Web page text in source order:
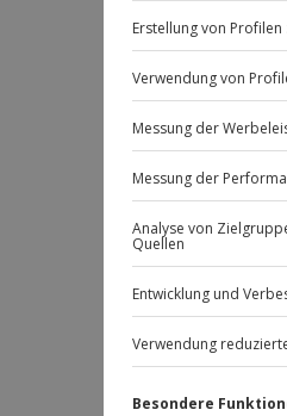
Passt immer:
-15% CLUB DEAL